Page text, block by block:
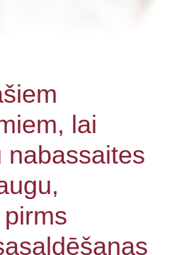
lai
nabassaites